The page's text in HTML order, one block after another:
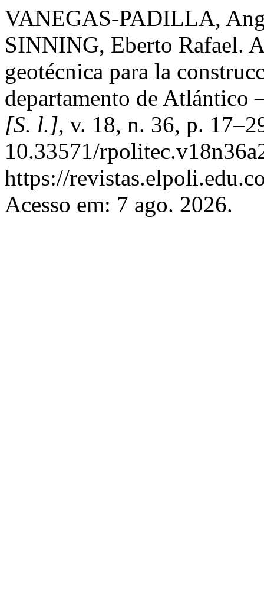
VANEGAS-PADILLA,
SINNING, Eberto Rafael.
geotécnica para la
departamento de Atlántico
[S. l.], v. 18, n. 36, p.
10.33571/
https://
Acesso em: 7 ago. 2026.